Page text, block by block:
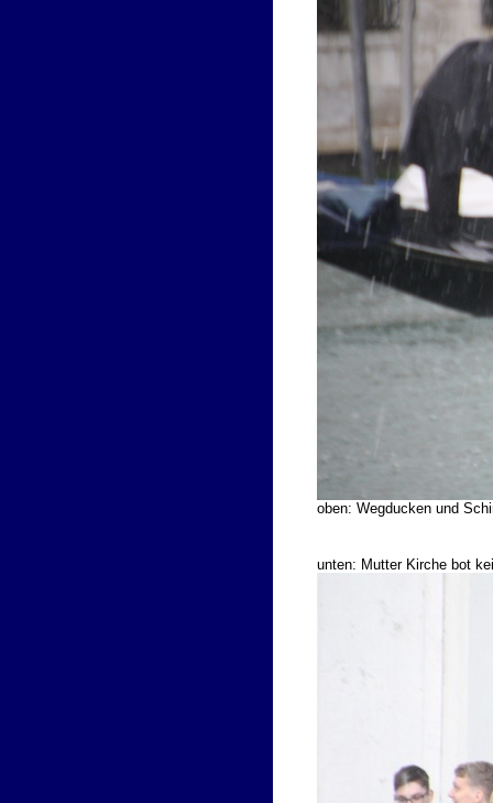
oben: Wegducken und
unten: Mutter Kirche bot